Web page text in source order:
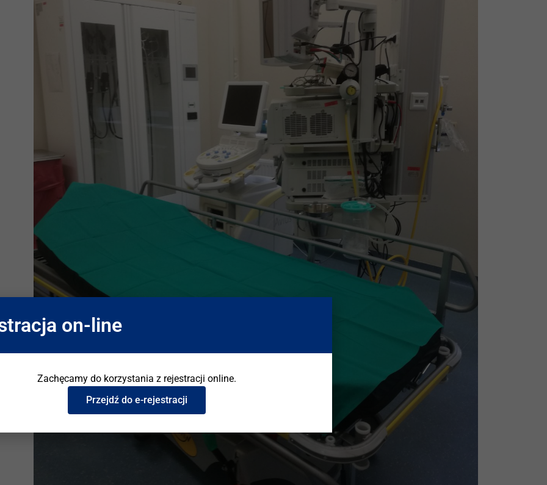
on-line
Zachęcamy do korzystania z rejestracji online.
Przejdź do e-rejestracji